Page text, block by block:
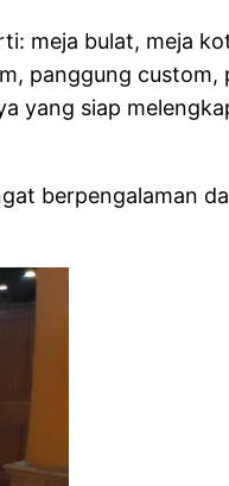
meja bulat, meja
panggung custom,
yang siap
berpengalaman